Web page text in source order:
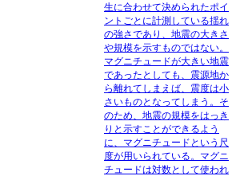
生に合わせて決められたポイ
ントごとに計測している揺れ
の強さであり、地震の大きさ
や規模を示すものではない。
マグニチュードが大きい地震
であったとしても、震源地か
ら離れてしまえば、震度は小
さいものとなってしまう。そ
のため、地震の規模をはっき
りと示すことができるよう
に、マグニチュードという尺
度が用いられている。マグニ
チュードは対数として使われ